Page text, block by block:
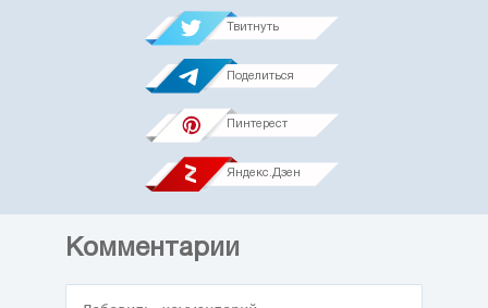
Твитнуть
Поделиться
Пинтерест
Яндекс.Дзен
Комментарии